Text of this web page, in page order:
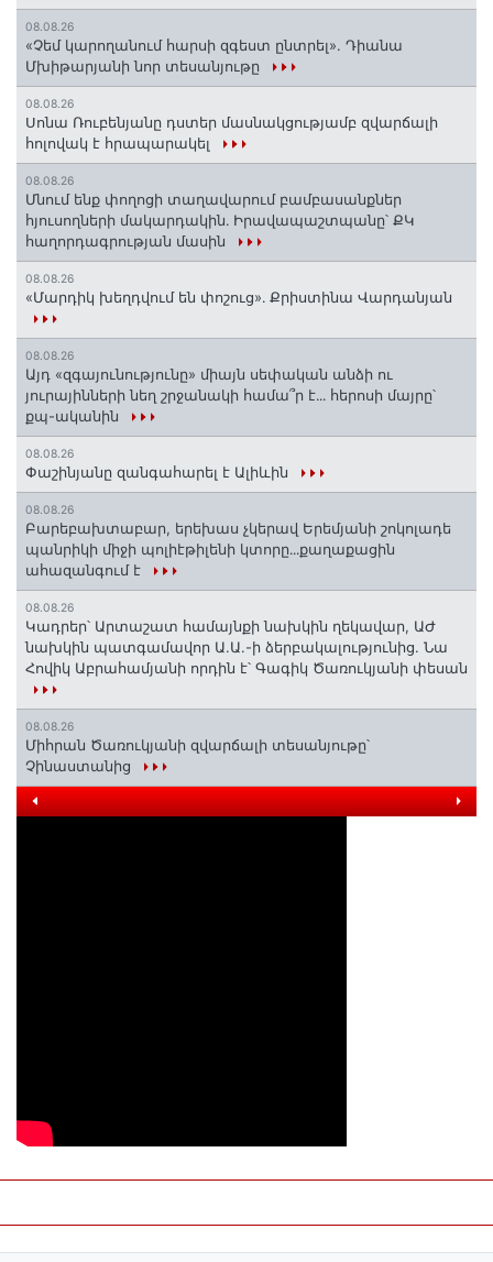
08.08.26
«Չեմ կարողանում հարսի զգեստ ընտրել». Դիանա
Մխիթարյանի նոր տեսանյութը
08.08.26
Սոնա Ռուբենյանը դստեր մասնակցությամբ զվարճալի
հոլովակ է հրապարակել
08.08.26
Մնում ենք փողոցի տաղավարում բամբասանքներ
հյուսողների մակարդակին․ Իրավապաշտպանը՝ ՔԿ
հաղորդագրության մասին
08.08.26
«Մարդիկ խեղդվում են փոշուց»․ Քրիստինա Վարդանյան
08.08.26
Այդ «զգայունությունը» միայն սեփական անձի ու
յուրայինների նեղ շրջանակի համա՞ր է․․․ հերոսի մայրը՝
քպ-ականին
08.08.26
Փաշինյանը զանգահարել է Ալիևին
08.08.26
Բարեբախտաբար, երեխաս չկերավ Երեմյանի շոկոլադե
պանրիկի միջի պոլիէթիլենի կտորը․․․քաղաքացին
ահազանգում է
08.08.26
Կադրեր՝ Արտաշատ համայնքի նախկին ղեկավար, ԱԺ
նախկին պատգամավոր Ա.Ա.-ի ձերբակալությունից. Նա
Հովիկ Աբրահամյանի որդին է՝ Գագիկ Ծառուկյանի փեսան
08.08.26
Միհրան Ծառուկյանի զվարճալի տեսանյութը՝
Չինաստանից